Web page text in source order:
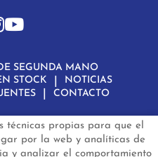
técnicas propias para que el
por la web y analíticas de
y analizar el comportamiento
SEGUNDA MANO
STOCK
NOTICIAS
CONTACTO
Privacidad de Datos
Configuración de Cookies